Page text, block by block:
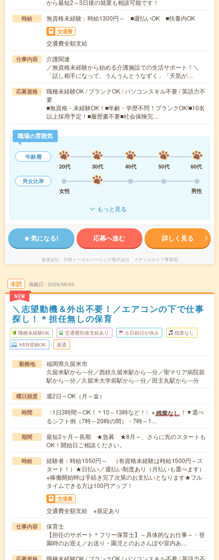
から最短2～3日後の就業も相談可能です！
時給 無資格未経験：時給1300円～ ■週払いOK ■扶養内OK
交通費
交通費全額支給
仕事内容
介護関連
／無資格未経験から始める介護施設での生活サポート！＼
「話し相手になって、うんうんとうなずく」「天気が…
応募資格
職種未経験OK / ブランクOK / パソコンスキル不要 / 英語力不
要
■無資格・未経験OK！■年齢・学歴不問！ブランクOK!■10名
以上採用予定！■履歴書不要■社会保険完…
職場の雰囲気
年齢層
20代
30代 40代 50代
60代
男女比率
女性
男性
もっと見る
気になる! 応募へ進む 詳しく見る
派遣会社 日研トータルソーシング株式会社 メディカルケア事業部
未読
NEW
掲載日 2026/08/03
＼志望動機＆外出不要！／エアコンの下で仕事
探し！＊担任無しの保育
職種未経験OK 交通費別途支給あり 土日祝日が休み 残業なし
WEB登録OK 派遣
勤務地
福岡県久留米市
久留米駅から---分／西鉄久留米駅から---分／聖マリア病院前
駅から---分／久留米大学前駅から---分／田主丸駅から---分
曜日頻度 週2日～OK（月～金）
時間 〈1日3時間～OK！＊10～13時など！〉※残業なし ！▼選べ
るシフト例（7時～20時の間）・7時～1…
期間
最短2ヶ月～長期 ★急募 ★8月～、さらに先のスタートも
OK！開始日ご相談ください。
時給
経験者：時給1550円～ （有資格未経験は時給1500円～ス
タート！）★日払い／週払い制度あり（月払いも選べます）
※稼働開始時は手続き完了次第のお支払いとなります★フル
タイムできる方は100円アップ！
交通費
交通費全額支給 ※規定あり
仕事内容
保育士
【担任のサポート＊フリー保育士】～具体的なお仕事～・登
園時のお迎え／お送り・園児とのおさんぽや室内あ…
職種未経験OK / ブランクOK / パソコンスキル不要 / 英語力不